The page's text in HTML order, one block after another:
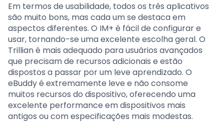
Em termos de usabilidade, todos os três aplicativos
são muito bons, mas cada um se destaca em
aspectos diferentes. O IM+ é fácil de configurar e
usar, tornando-se uma excelente escolha geral. O
Trillian é mais adequado para usuários avançados
que precisam de recursos adicionais e estão
dispostos a passar por um leve aprendizado. O
eBuddy é extremamente leve e não consome
muitos recursos do dispositivo, oferecendo uma
excelente performance em dispositivos mais
antigos ou com especificações mais modestas.